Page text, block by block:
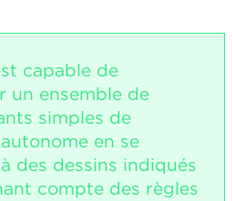
capable de
un ensemble de
simples de
en se
des dessins indiqués
compte des règles